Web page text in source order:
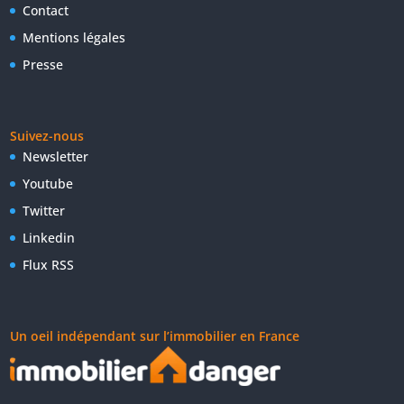
Contact
Mentions légales
Presse
Suivez-nous
Newsletter
Youtube
Twitter
Linkedin
Flux RSS
Un oeil indépendant sur l’immobilier en France